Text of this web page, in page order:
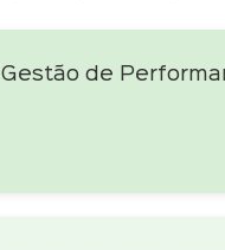
Gestão de